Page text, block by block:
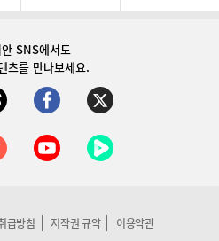
SNS에서도
츠를 만나보세요.
급방침 저작권 규약 이용약관